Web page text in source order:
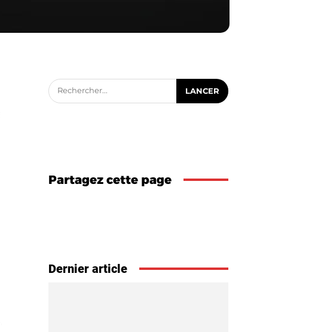
Rechercher... LANCER
Partagez cette page
Dernier article